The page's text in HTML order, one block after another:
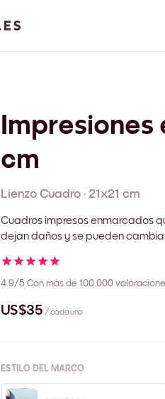
Impresiones
cm
Lienzo Cuadro · 21x21 cm
Cuadros impresos enmarcados
dejan daños y se pueden
4.9/5 Con más de 100.000
US$35 / cada uno
ESTILO DEL MARCO